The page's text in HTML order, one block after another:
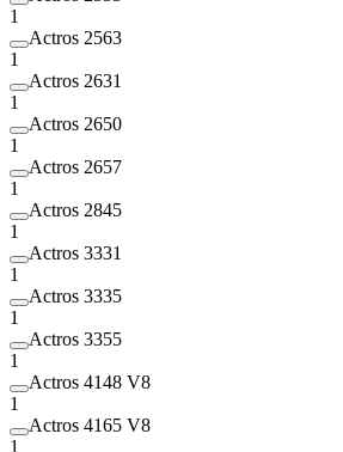
1
Actros 2563
1
Actros 2631
1
Actros 2650
1
Actros 2657
1
Actros 2845
1
Actros 3331
1
Actros 3335
1
Actros 3355
1
Actros 4148 V8
1
Actros 4165 V8
1